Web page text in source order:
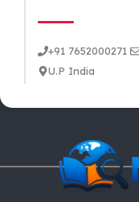
+91 7652000271
U.P India